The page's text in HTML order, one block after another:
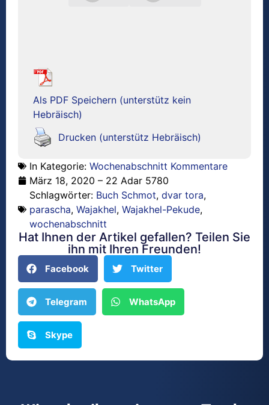
Als PDF Speichern (unterstütz kein
Hebräisch)
Drucken (unterstütz Hebräisch)
In Kategorie: Wochenabschnitt Kommentare
März 18, 2020 – 22 Adar 5780
Schlagwörter: Buch Schmot, dvar tora,
parascha, Wajakhel, Wajakhel-Pekude,
wochenabschnitt
Hat Ihnen der Artikel gefallen? Teilen Sie
ihn mit Ihren Freunden!
Facebook Twitter
Telegram WhatsApp
Skype